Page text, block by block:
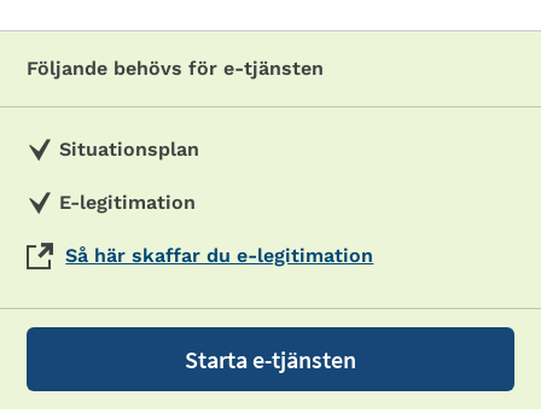
Följande behövs för e-tjänsten
Situationsplan
E-legitimation
Så här skaffar du e-legitimation
Starta e-tjänsten